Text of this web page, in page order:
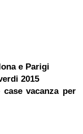
e Parigi
2015
vacanza per